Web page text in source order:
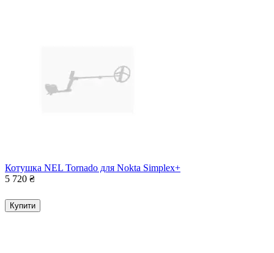
Котушка NEL Tornado для Nokta Simplex+
5 720 ₴
Купити